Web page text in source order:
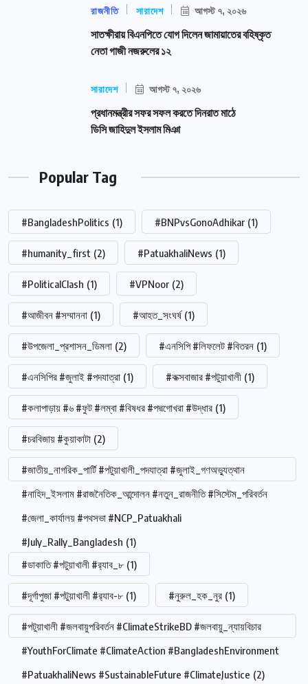
রাজনীতি সারাদেশ আগস্ট ৭, ২০২৬
সাতক্ষীরায় বিএনপিতে যোগ দিলেন জামায়াতের বহিষ্কৃত
নেতা গাজী নজরুলের ১২
সারাদেশ আগস্ট ৭, ২০২৬
প্রধানমন্ত্রীর সফর সফল করতে দিনরাত মাঠে
ডিসি জাহিদুল ইসলাম মিঞা
Popular Tag
#BangladeshPolitics (1) #BNPvsGonoAdhikar (1)
#humanity_first (2) #PatuakhaliNews (1)
#PoliticalClash (1) #VPNoor (2)
#আজীবন #সম্মাননা (1) #আহত_সংঘর্ষ (1)
#উপজেলা_প্রশাসন_ডিমলা (2) #এনসিপি #লিফলেট #বিতরন (1)
#এনসিপির #জুলাই #পদযাত্রা (1) #কক্সবাজার #পটুয়াখালী (1)
#কলাপাড়ায় #৬ #ফুট #লম্বা #বিষধর #পদ্মগোখরা #উদ্ধার (1)
#চরবিজায় #কুয়াকাটা (2)
#জাতীয়_নাগরিক_পার্টি #পটুয়াখালী_পদযাত্রা #জুলাই_গণঅভ্যুত্থান
#নাহিদ_ইসলাম #রাজনৈতিক_আন্দোলন #নতুন_রাজনীতি #সিস্টেম_পরিবর্তন
#জেলা_কার্যালয় #পথসভা #NCP_Patuakhali
#July_Rally_Bangladesh (1)
#ডাকাতি #পটুয়াখালী #র‍্যাব_৮ (1)
#দূর্গাপুজা #পটুয়াখালী #র‍্যাব-৮ (1) #নুরুল_হক_নুর (1)
#পটুয়াখালী #জলবায়ুপরিবর্তন #ClimateStrikeBD #জলবায়ু_ন্যায়বিচার
#YouthForClimate #ClimateAction #BangladeshEnvironment
#PatuakhaliNews #SustainableFuture #ClimateJustice (2)